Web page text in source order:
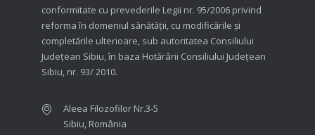
conformitate cu prevederile Legii nr. 95/2006 privind
reforma în domeniul sănătăţii, cu modificările şi
completările ulterioare, sub autoritatea Consiliului
Judeţean Sibiu, în baza Hotărârii Consiliului Judeţean
Sibiu, nr. 93/ 2010.
Aleea Filozofilor Nr.3-5
Sibiu, România